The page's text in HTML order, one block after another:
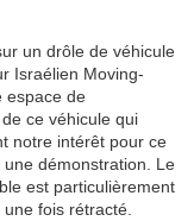
un drôle de véhicule
Israélien Moving-
espace de
ce véhicule qui
notre intérêt pour ce
démonstration. Le
est particulièrement
fois rétracté.